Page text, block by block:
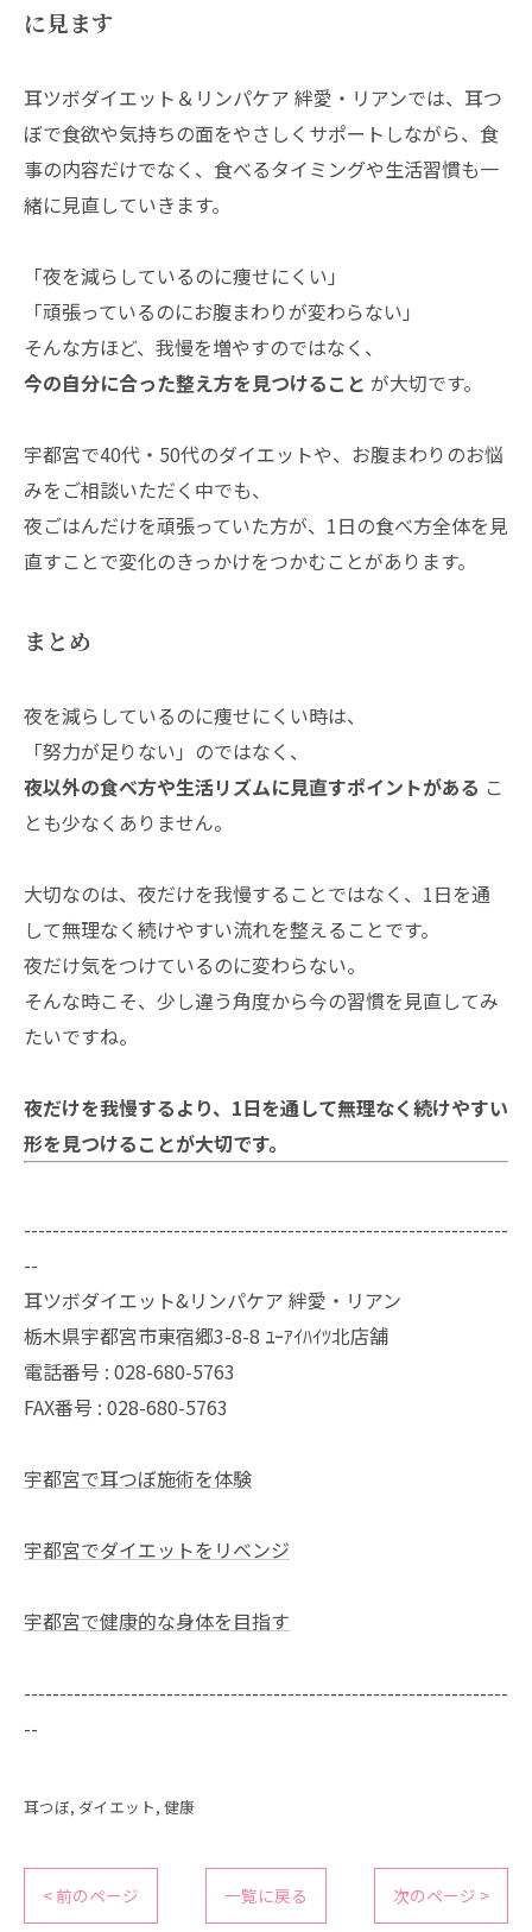
に見ます
耳ツボダイエット＆リンパケア 絆愛・リアンでは、耳つ
ぼで食欲や気持ちの面をやさしくサポートしながら、食
事の内容だけでなく、食べるタイミングや生活習慣も一
緒に見直していきます。
「夜を減らしているのに痩せにくい」
「頑張っているのにお腹まわりが変わらない」
そんな方ほど、我慢を増やすのではなく、
今の自分に合った整え方を見つけること が大切です。
宇都宮で40代・50代のダイエットや、お腹まわりのお悩
みをご相談いただく中でも、
夜ごはんだけを頑張っていた方が、1日の食べ方全体を見
直すことで変化のきっかけをつかむことがあります。
まとめ
夜を減らしているのに痩せにくい時は、
「努力が足りない」のではなく、
夜以外の食べ方や生活リズムに見直すポイントがある こ
とも少なくありません。
大切なのは、夜だけを我慢することではなく、1日を通
して無理なく続けやすい流れを整えることです。
夜だけ気をつけているのに変わらない。
そんな時こそ、少し違う角度から今の習慣を見直してみ
たいですね。
夜だけを我慢するより、1日を通して無理なく続けやすい
形を見つけることが大切です。
--------------------------------------------------------------------
--
耳ツボダイエット&リンパケア 絆愛・リアン
栃木県宇都宮市東宿郷3-8-8 ﾕｰｱｲﾊｲﾂ北店舗
電話番号 : 028-680-5763
FAX番号 : 028-680-5763
宇都宮で耳つぼ施術を体験
宇都宮でダイエットをリベンジ
宇都宮で健康的な身体を目指す
--------------------------------------------------------------------
--
耳つぼ ダイエット 健康
< 前のページ 一覧に戻る 次のページ >